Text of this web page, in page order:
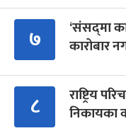
७
‘संसद्‍मा
कारोबार
८
राष्ट्रिय
निकायका